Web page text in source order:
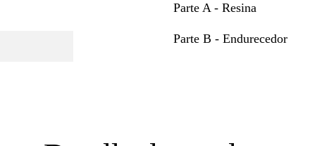
Parte A - Resina
Parte B - Endurecedor